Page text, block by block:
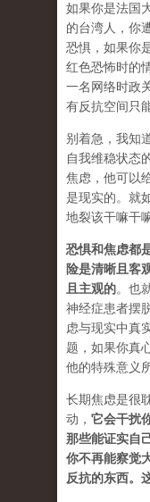
如果你是法国
的台湾人，你
恐惧，如果你
红色恐怖时的
一名网络时政
有反抗空间只
别着急，我知
自我维稳状态
焦虑，他可以
是现实的。就
地裂该干嘛干
恐惧和焦虑都
险是清晰且客
且主观的。也
神经症患者摆
虑与现实中真
题，如果你真
他的特殊意义
长期焦虑是很
动， 它会干扰
那些能证实自
你不再能察觉
反抗的东西。